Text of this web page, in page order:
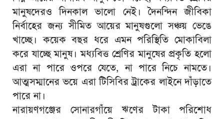
মানুষদেরও দিনকাল ভালো নেই। দৈনন্দিন জীবিকা
নির্বাহের জন্য সীমিত আয়ের মানুষগুলো সঞ্চয় ভেঙে
খাচ্ছে। কয়েক বছর ধরে এমন পরিস্থিতি মোকাবিলা
করে যাচ্ছে মানুষ। মধ্যবিত্ত শ্রেণির মানুষের প্রকৃতি হলো
এরা না পারে ওপরে যেতে, না পারে নিচে নামতে।
আত্মসম্মানের ভয়ে এরা টিসিবির ট্রাকের লাইনে দাঁড়াতে
পারে না।
নারায়ণগঞ্জের সোনারগাঁয়ে ঋণের টাকা পরিশোধ